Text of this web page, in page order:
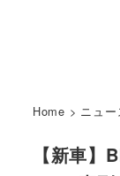
Home > ニュ
【新車